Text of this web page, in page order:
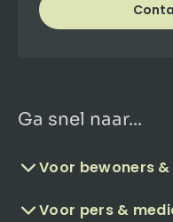
Ga snel naar...
Voor bewoners
Voor pers &